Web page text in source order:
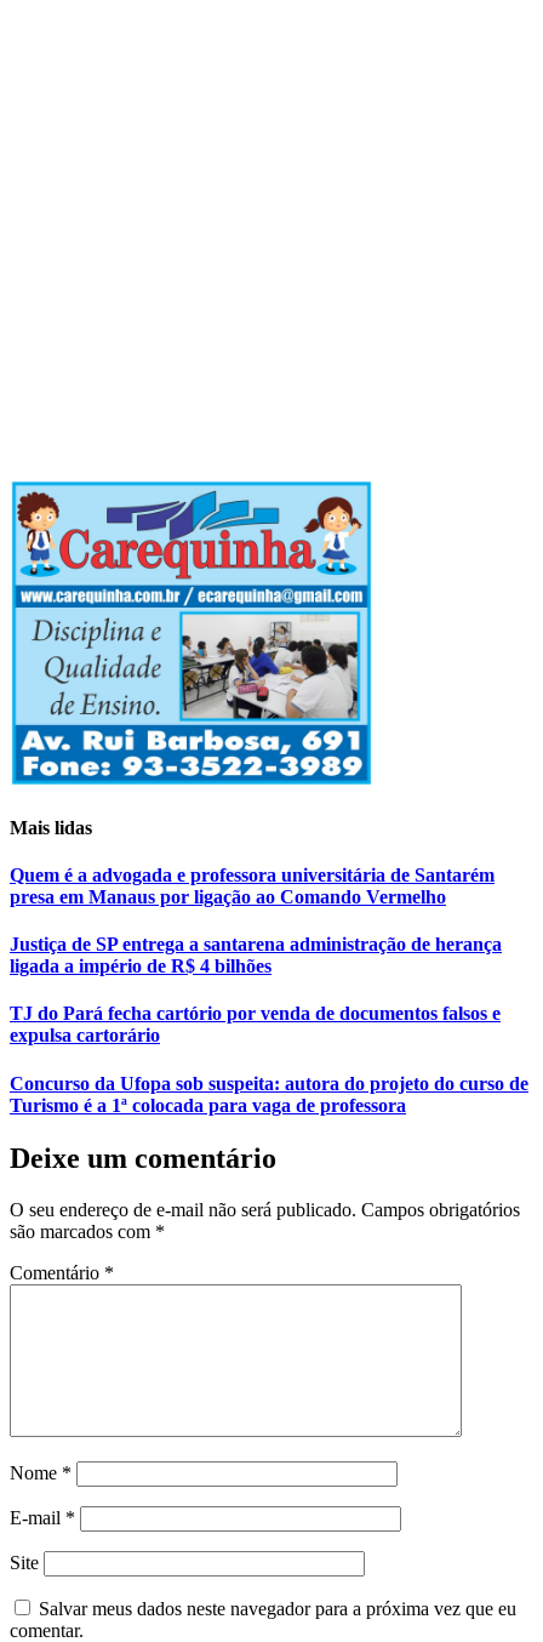
Mais lidas
Quem é a advogada e professora universitária de Santarém
presa em Manaus por ligação ao Comando Vermelho
Justiça de SP entrega a santarena administração de herança
ligada a império de R$ 4 bilhões
TJ do Pará fecha cartório por venda de documentos falsos e
expulsa cartorário
Concurso da Ufopa sob suspeita: autora do projeto do curso de
Turismo é a 1ª colocada para vaga de professora
Deixe um comentário
O seu endereço de e-mail não será publicado. Campos obrigatórios
são marcados com *
Comentário *
Nome *
E-mail *
Site
Salvar meus dados neste navegador para a próxima vez que eu
comentar.